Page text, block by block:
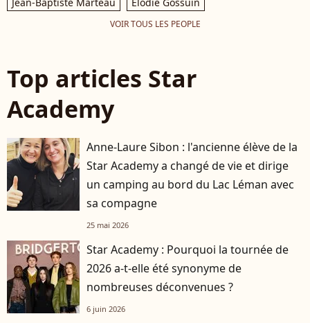
VOIR TOUS LES PEOPLE
Top articles Star
Academy
Anne-Laure Sibon : l'ancienne élève de la
Star Academy a changé de vie et dirige
un camping au bord du Lac Léman avec
sa compagne
25 mai 2026
Star Academy : Pourquoi la tournée de
2026 a-t-elle été synonyme de
nombreuses déconvenues ?
6 juin 2026